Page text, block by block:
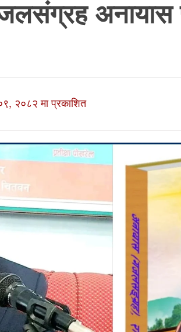
२०८२ मा प्रकाशित